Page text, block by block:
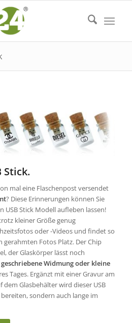
Stick.
mal eine Flaschenpost versendet
? Diese Erinnerungen können Sie
USB Stick Modell aufleben lassen!
kleiner Größe genug
oder -Videos und findet so
gerahmten Fotos Platz. Der Chip
der Glaskörper lässt noch
geschriebene Widmung oder kleine
Tages. Ergänzt mit einer Gravur am
Glasbehälter wird dieser USB
sondern auch lange im